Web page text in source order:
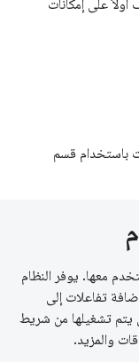
أولاً على إمكانات
باستخدام قسم
معها. يوفر النظام
تفاعلات إلى
يتم تشغيلها من شريط